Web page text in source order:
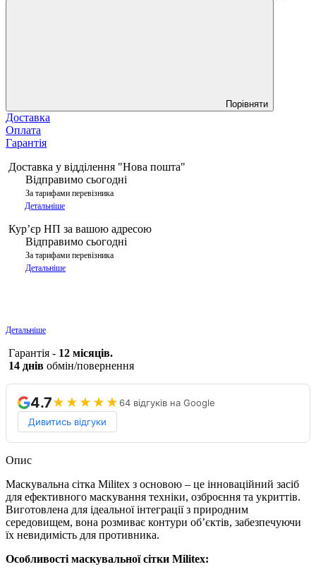
Порівняти
Доставка
Оплата
Гарантія
Доставка у відділення "Нова пошта"
Відправимо сьогодні
За тарифами перевізника
Детальніше
Курʼєр НП за вашою адресою
Відправимо сьогодні
За тарифами перевізника
Детальніше
Детальніше
Гарантія - 12 місяців.
14 днів обмін/повернення
4.7★★★★★64 відгуків на Google
Дивитись відгуки
Опис
Маскувальна сітка Militex з основою – це інноваційний засіб
для ефективного маскування техніки, озброєння та укриттів.
Виготовлена для ідеальної інтеграції з природним
середовищем, вона розмиває контури об’єктів, забезпечуючи
їх невидимість для противника.
Особливості маскувальної сітки Militex: